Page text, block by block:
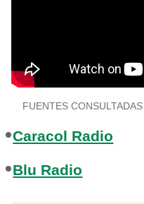
FUENTES CONSULTADAS
Caracol Radio
Blu Radio